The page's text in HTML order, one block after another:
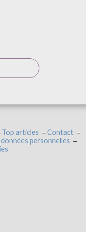
Top articles
Contact
personnelles